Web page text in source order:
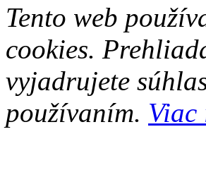
Tento web
cookies.
vyjadrujete
používaním.